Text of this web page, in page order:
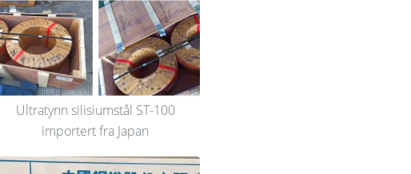
Ultratynn silisiumstål ST-100
importert fra Japan